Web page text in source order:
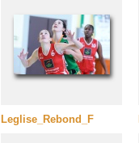
Leglise_Rebond_F